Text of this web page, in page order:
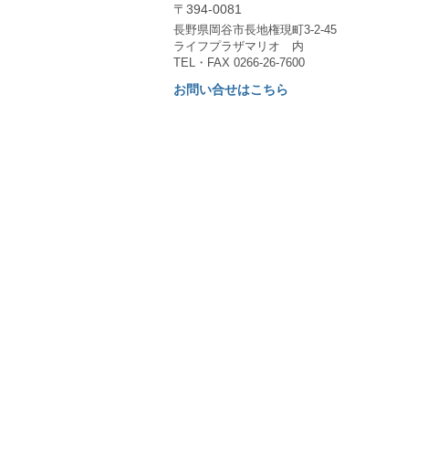
〒394-0081
長野県岡谷市長地権現町3-2-45
​ライフプラザマリオ 内
TEL・FAX 0266-26-7600
お問い合せはこちら